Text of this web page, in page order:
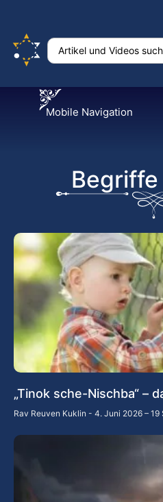
Mobile Navigation
„Tinok sche-Nischba“ –
Rav Reuven Kuklin 4. Juni 2026 – 19